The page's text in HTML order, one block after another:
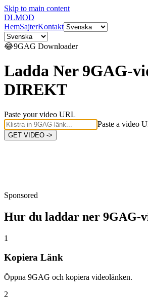
Skip to main content
DLMOD
HemSajterKontakt
😂9GAG Downloader
Ladda Ner 9GAG-
DIREKT
Paste your video URL
Paste a video
GET VIDEO ->
Sponsored
Hur du laddar ner 9GAG-
1
Kopiera Länk
Öppna 9GAG och kopiera videolänken.
2